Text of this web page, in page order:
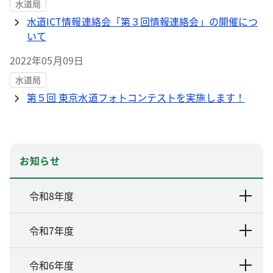
水道局
水道ICT情報連絡会「第３回情報連絡会」の開催につ
いて
2022年05月09日
水道局
第５回 東京水道フォトコンテストを実施します！
お知らせ
令和8年度
令和7年度
令和6年度